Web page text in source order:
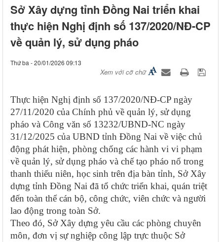
Sở Xây dựng tỉnh Đồng Nai triển khai
thực hiện Nghị định số 137/2020/NĐ-CP
về quản lý, sử dụng pháo
Thứ ba - 20/01/2026 09:13
Xem với cỡ chữ
Thực hiện Nghị định số 137/2020/NĐ-CP ngày
27/11/2020 của Chính phủ về quản lý, sử dụng
pháo và Công văn số 13232/UBND-NC ngày
31/12/2025 của UBND tỉnh Đồng Nai về việc chủ
động phát hiện, phòng chống các hành vi vi phạm
về quản lý, sử dụng pháo và chế tạo pháo nổ trong
thanh thiếu niên, học sinh trên địa bàn tỉnh, Sở Xây
dựng tỉnh Đồng Nai đã tổ chức triển khai, quán triệt
đến toàn thểcán bộ, công chức, viên chức và người
lao động trong toàn Sở.
Theo đó, Sở Xây dựng yêu cầu các phòng chuyên
môn, đơn vị sự nghiệp công lập trực thuộc Sở